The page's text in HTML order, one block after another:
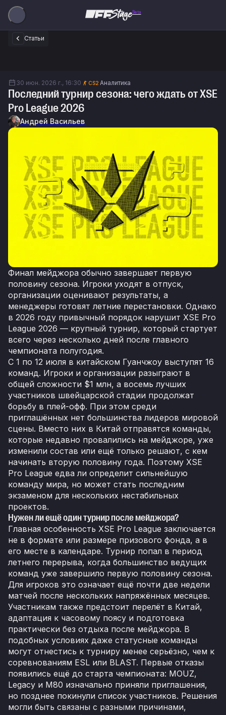
Beta
Статьи
30 июн. 2026 г., 16:30 CS2 Аналитика
Последний турнир сезона: чего ждать от XSE
Pro League 2026
Андрей Васильев
Финал мейджора обычно завершает первую
половину сезона. Игроки уходят в отпуск,
организации оценивают результаты, а
менеджеры готовят летние перестановки. Однако
в 2026 году привычный порядок нарушит XSE Pro
League 2026 — крупный турнир, который стартует
всего через несколько дней после главного
чемпионата полугодия.
С 1 по 12 июля в китайском Гуанчжоу выступят 16
команд. Игроки и организации разыграют в
общей сложности $1 млн, а восемь лучших
участников швейцарской стадии продолжат
борьбу в плей-офф. При этом среди
приглашённых нет большинства лидеров мировой
сцены. Вместо них в Китай отправятся команды,
которые недавно провалились на мейджоре, уже
изменили состав или ещё только решают, с кем
начинать вторую половину года. Поэтому XSE
Pro League едва ли определит сильнейшую
команду мира, но может стать последним
экзаменом для нескольких нестабильных
проектов.
Нужен ли ещё один турнир после мейджора?
Главная особенность XSE Pro League заключается
не в формате или размере призового фонда, а в
его месте в календаре. Турнир попал в период
летнего перерыва, когда большинство ведущих
команд уже завершило первую половину сезона.
Для игроков это означает ещё почти две недели
матчей после нескольких напряжённых месяцев.
Участникам также предстоит перелёт в Китай,
адаптация к часовому поясу и подготовка
практически без отдыха после мейджора. В
подобных условиях даже статусные команды
могут отнестись к турниру менее серьёзно, чем к
соревнованиям ESL или BLAST. Первые отказы
появились ещё до старта чемпионата: MOUZ,
Legacy и M80 изначально приняли приглашения,
но позднее покинули список участников. Решения
могли быть связаны с разными причинами,